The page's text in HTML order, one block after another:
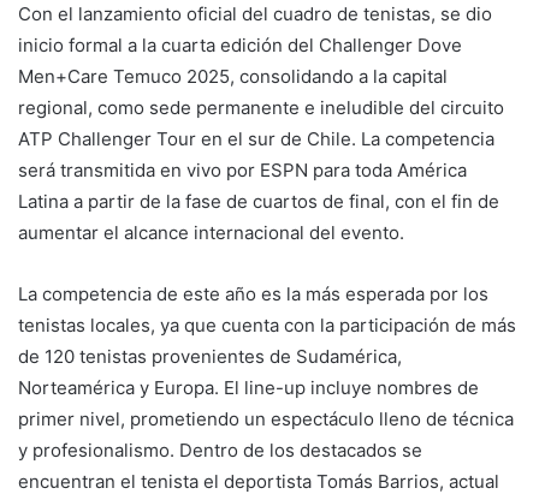
Con el lanzamiento oficial del cuadro de tenistas, se dio
inicio formal a la cuarta edición del Challenger Dove
Men+Care Temuco 2025, consolidando a la capital
regional, como sede permanente e ineludible del circuito
ATP Challenger Tour en el sur de Chile. La competencia
será transmitida en vivo por ESPN para toda América
Latina a partir de la fase de cuartos de final, con el fin de
aumentar el alcance internacional del evento.
La competencia de este año es la más esperada por los
tenistas locales, ya que cuenta con la participación de más
de 120 tenistas provenientes de Sudamérica,
Norteamérica y Europa. El line-up incluye nombres de
primer nivel, prometiendo un espectáculo lleno de técnica
y profesionalismo. Dentro de los destacados se
encuentran el tenista el deportista Tomás Barrios, actual